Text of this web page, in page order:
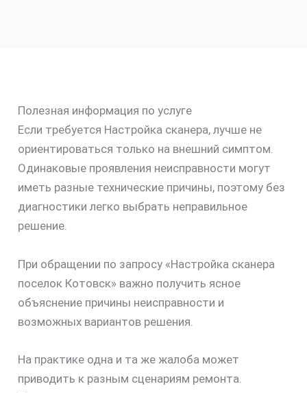
Полезная информация по услуге
Если требуется Настройка сканера, лучше не
ориентироваться только на внешний симптом.
Одинаковые проявления неисправности могут
иметь разные технические причины, поэтому без
диагностики легко выбрать неправильное
решение.
При обращении по запросу «Настройка сканера
поселок Котовск» важно получить ясное
объяснение причины неисправности и
возможных вариантов решения.
На практике одна и та же жалоба может
приводить к разным сценариям ремонта.